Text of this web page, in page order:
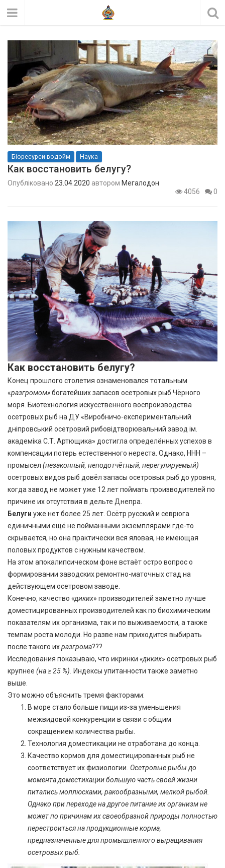
Біоресурси водойм Наука
Как восстановить белугу?
Опубліковано 23.04.2020 автором Мегалодон
4056
0
Как восстановить белугу?
Конец прошлого столетия ознаменовался тотальным
«разгромом»богатейших запасов осетровых рыб Чёрного
моря. Биотехнология искусственного воспроизводства
осетровых рыб на ДУ «Виробничо-експериментальний
дніпровський осетровий рибовідтворювальний завод ім.
академіка С.Т. Артющика» достигла определённых успехов в
компенсации потерь естественного нереста. Однако, ННН –
промысел (незаконный, неподотчётный, нерегулируемый)
осетровых видов рыб довёл запасы осетровых рыб до уровня,
когда завод не может уже 12 лет поймать производителей по
причине их отсутствия в дельте Днепра.
Белуги уже нет более 25 лет. Осётр русский и севрюга
единичными ещё не пойманными экземплярами где-то
скрывается, но она практически вся яловая, не имеющая
половых продуктов с нужным качеством.
На этом апокалипсическом фоне встаёт остро вопрос о
формировании заводских ремонтно-маточных стад на
действующем осетровом заводе.
Конечно, качество «диких» производителей заметно лучше
доместицированных производителей как по биохимическим
показателям их организма, так и по выживаемости, а также
темпам роста молоди. Но разве нам приходится выбирать
после такого ихразгрома???
Исследования показываю, что икринки «диких» осетровых рыб
крупнее (на ≥ 25 %).
Индексы упитанности также заметно
выше.
Это можно объяснить тремя факторами:
В море стало больше пищи из-за уменьшения
межвидовой конкуренции в связи с общим
сокращением количества рыбы.
Технология доместикации не отработана до конца.
Качество кормов для доместицированных рыб не
соответствует их физиологии . Осетровыерыбы до
момента доместикации большую часть своей жизни
питались моллюсками, ракообразными, мелкой рыбой.
Однако при переходе на другое питание их организм не
может по причинам их своеобразной природы полностью
перестроиться на продукционные корма,
предназначенные для промышленного выращивания
осетровых рыб.